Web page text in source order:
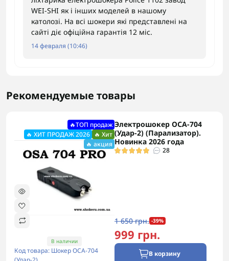
WEI-SHI як і інших моделей в нашому
католозі. На всі шокери які представлені на
сайті діє офіційна гарантія 12 міс.
14 февраля (10:46)
Рекомендуемые товары
🔥ТОП продаж
🔥 ХИТ ПРОДАЖ 2026 🔥 Хит
🔥 акция
В наличии
Код товара: Шокер ОСА-704
Электрошокер ОСА-704
(Удар-2) (Парализатор).
Новинка 2026 года
28
1 650 грн. -39%
999 грн.
В корзину